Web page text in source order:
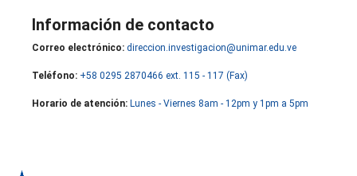
Información de contacto
Correo electrónico: direccion.investigacion@unimar.edu.ve
Teléfono: +58 0295 2870466 ext. 115 - 117 (Fax)
Horario de atención: Lunes - Viernes 8am - 12pm y 1pm a 5pm